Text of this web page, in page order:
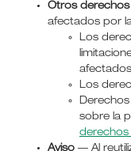
Otros derechos
afectados por
Los
Los
sobre la
derechos
Aviso— Al